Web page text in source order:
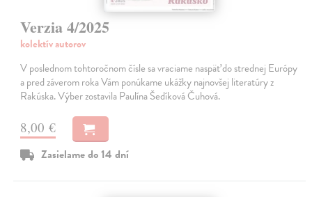
Verzia 4/2025
kolektív autorov
V poslednom tohtoročnom čísle sa vraciame naspäť do strednej Európy
a pred záverom roka Vám ponúkame ukážky najnovšej literatúry z
Rakúska. Výber zostavila Paulína Šedíková Čuhová.
8,00 €
Zasielame do 14 dní